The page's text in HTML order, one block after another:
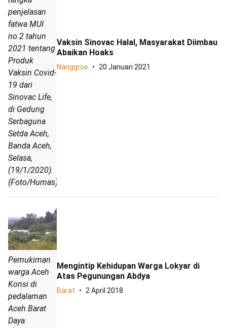
penjelasan
fatwa MUI
no.2 tahun
2021 tentang
Produk
Vaksin Covid-
19 dari
Sinovac Life,
di Gedung
Serbaguna
Setda Aceh,
Banda Aceh,
Selasa,
(19/1/2020).
(Foto/Humas)
Vaksin Sinovac Halal, Masyarakat Diimbau
Abaikan Hoaks
Nanggroe 20 Januari 2021
Pemukiman
warga Aceh
Konsi di
pedalaman
Aceh Barat
Daya.
Mengintip Kehidupan Warga Lokyar di
Atas Pegunungan Abdya
Barat 2 April 2018